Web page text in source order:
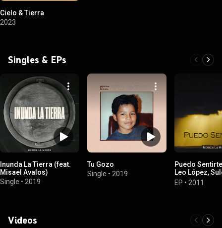
Cielo & Tierra
2023
Singles & EPs
Inunda La Tierra (feat.
Misael Avalos)
Single • 2019
Tu Gozo
Single • 2019
Puedo
Leo López,
Quintero &
EP • 2011
Videos